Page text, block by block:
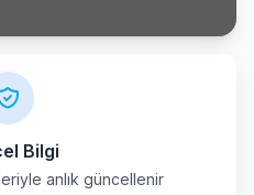
Bilgi
anlık güncellenir